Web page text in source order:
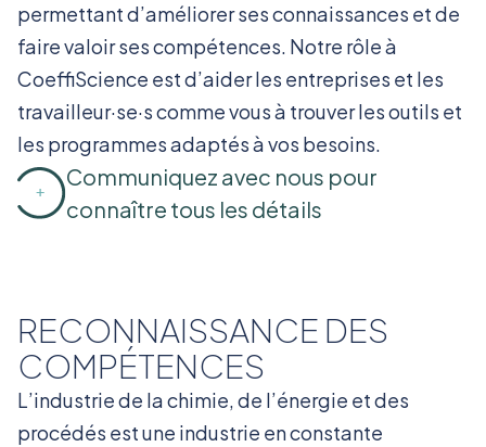
permettant d’améliorer ses connaissances et de
faire valoir ses compétences. Notre rôle à
CoeffiScience est d’aider les entreprises et les
travailleur·se·s comme vous à trouver les outils et
les programmes adaptés à vos besoins.
Communiquez avec nous pour
connaître tous les détails
RECONNAISSANCE DES
COMPÉTENCES
L’industrie de la chimie, de l’énergie et des
procédés est une industrie en constante